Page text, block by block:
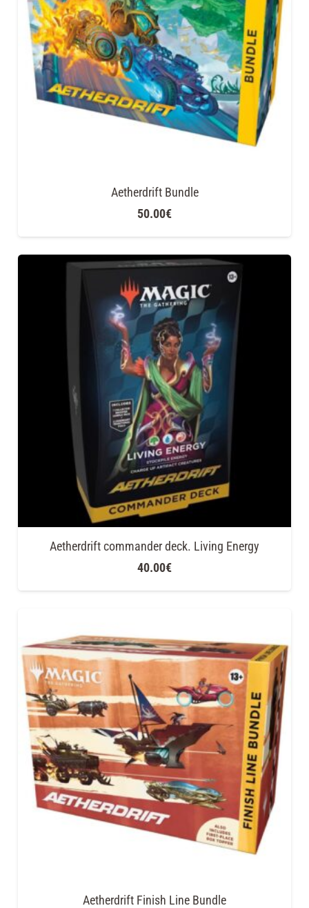
Aetherdrift Bundle
50.00€
Aetherdrift commander deck. Living Energy
40.00€
Aetherdrift Finish Line Bundle